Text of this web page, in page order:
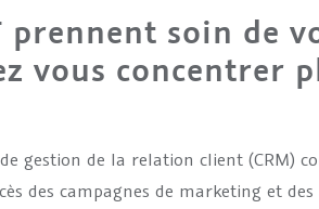
prennent soin de
vous concentrer
gestion de la relation client (CRM)
des campagnes de marketing et